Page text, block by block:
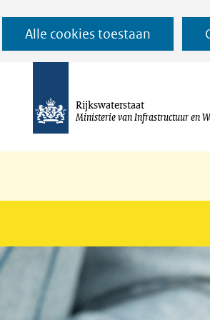
Alle cookies toestaan
Ga
naar
de
Rijkswaterstaat
Ministerie van Infrastructuur en